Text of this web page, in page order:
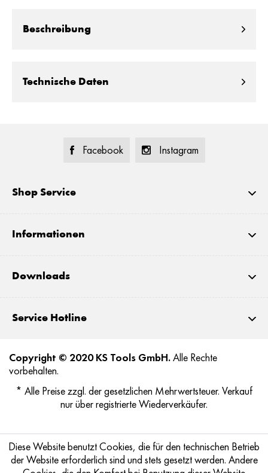
Beschreibung
Technische Daten
Facebook Instagram
Shop Service
Informationen
Downloads
Service Hotline
Copyright © 2020 KS Tools GmbH.Alle Rechte
vorbehalten.
* Alle Preise zzgl. der gesetzlichen Mehrwertsteuer. Verkauf
nur über registrierte Wiederverkäufer.
Diese Website benutzt Cookies, die für den technischen Betrieb
der Website erforderlich sind und stets gesetzt werden. Andere